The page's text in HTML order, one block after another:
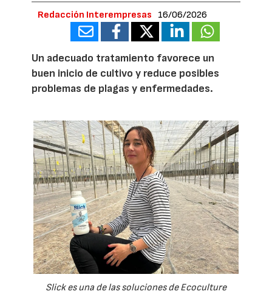
Redacción Interempresas 16/06/2026
Un adecuado tratamiento favorece un
buen inicio de cultivo y reduce posibles
problemas de plagas y enfermedades.
Slick es una de las soluciones de Ecoculture